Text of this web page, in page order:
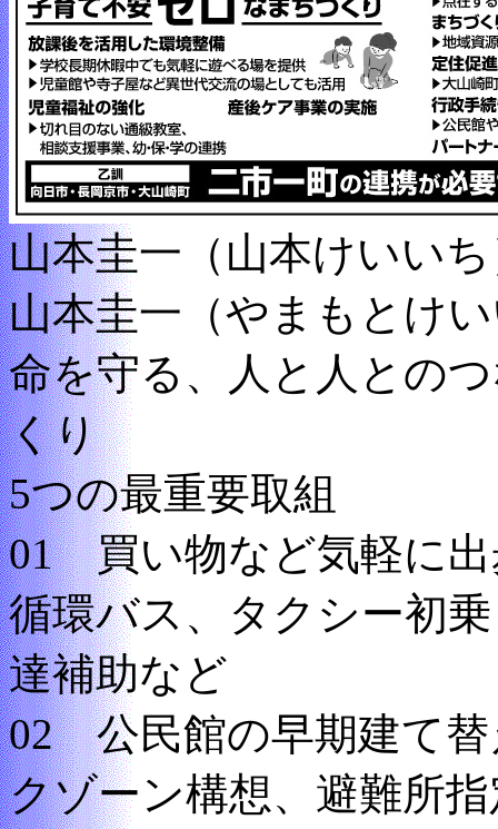
山本圭一（山本けいい
山本圭一（やまもとけ
命を守る、人と人との
くり
5つの最重要取組
01 買い物など気軽に出
循環バス、タクシー初
達補助など
02 公民館の早期建て替
クゾーン構想、避難所